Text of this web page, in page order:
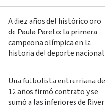
A diez años del histórico oro
de Paula Pareto: la primera
campeona olímpica en la
historia del deporte nacional
Una futbolista entrerriana de
12 años firmó contrato y se
sumó a las inferiores de River